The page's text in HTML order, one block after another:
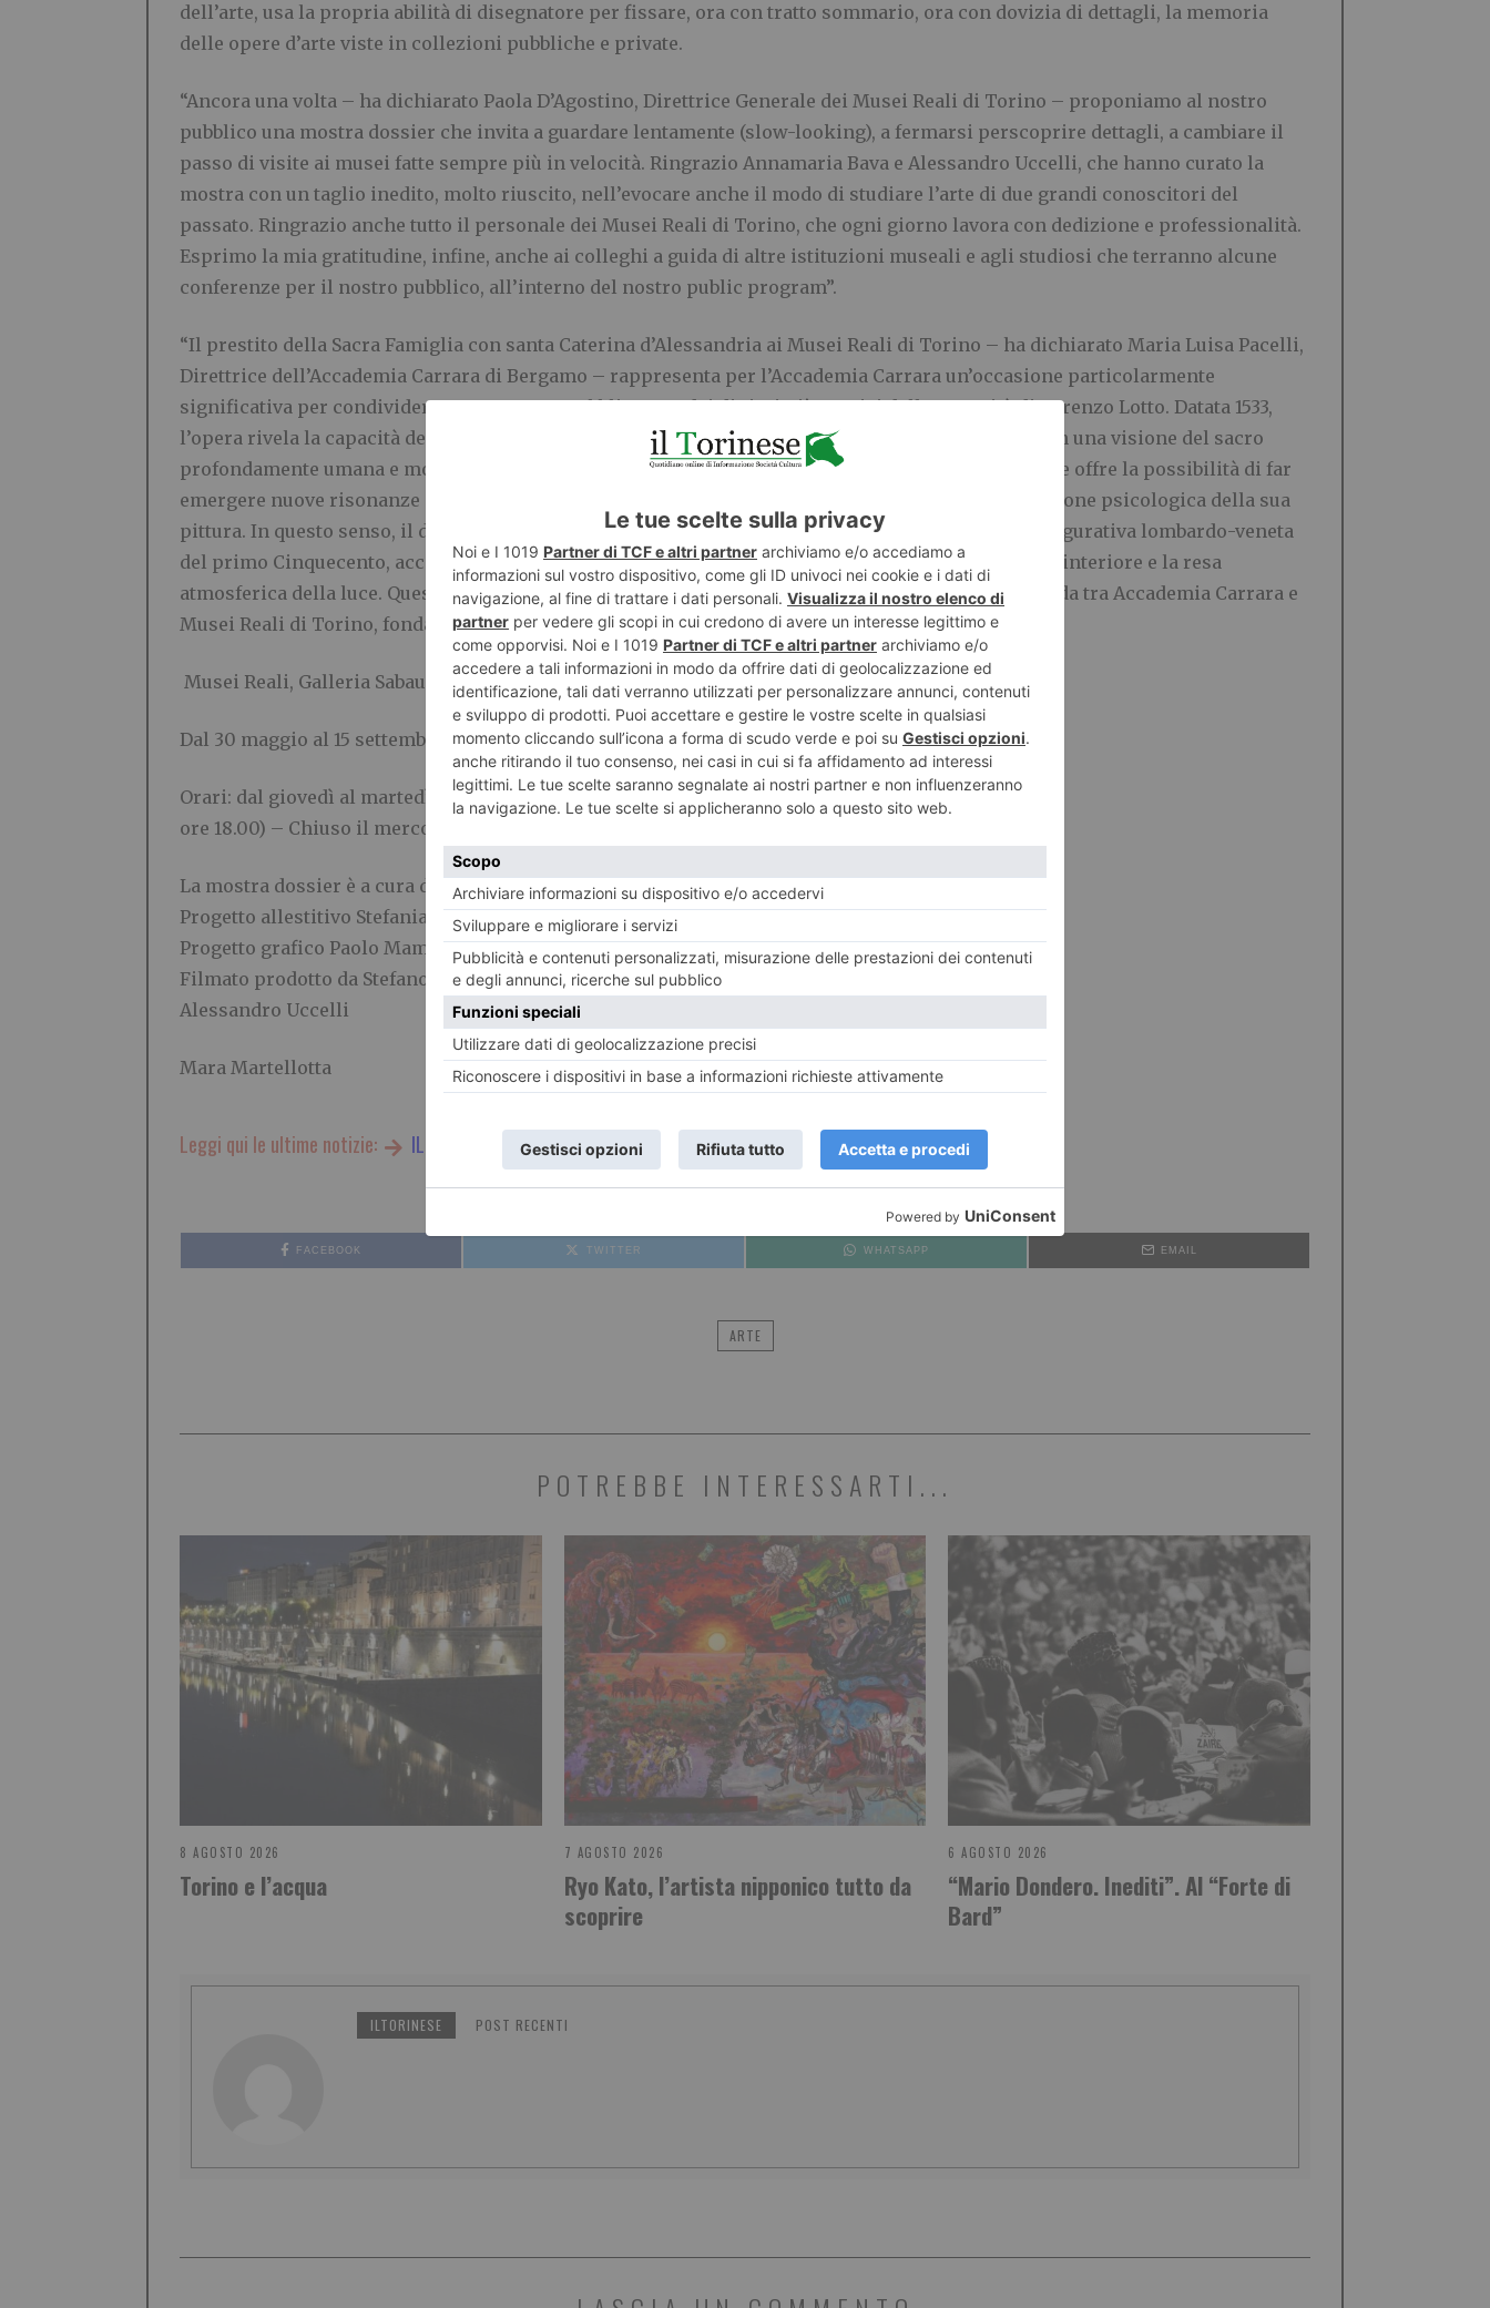
dell’arte, usa la propria abilità di disegnatore per fissare, ora con tratto sommario, ora con dovizia di dettagli, la memoria
delle opere d’arte viste in collezioni pubbliche e private.
“Ancora una volta – ha dichiarato Paola D’Agostino, Direttrice Generale dei Musei Reali di Torino – proponiamo al nostro
pubblico una mostra dossier che invita a guardare lentamente (slow-looking), a fermarsi perscoprire dettagli, a cambiare il
passo di visite ai musei fatte sempre più in velocità. Ringrazio Annamaria Bava e Alessandro Uccelli, che hanno curato la
mostra con un taglio inedito, molto riuscito, nell’evocare anche il modo di studiare l’arte di due grandi conoscitori del
passato. Ringrazio anche tutto il personale dei Musei Reali di Torino, che ogni giorno lavora con dedizione e professionalità.
Esprimo la mia gratitudine, infine, anche ai colleghi a guida di altre istituzioni museali e agli studiosi che terranno alcune
conferenze per il nostro pubblico, all’interno del nostro public program”.
“Il prestito della Sacra Famiglia con santa Caterina d’Alessandria ai Musei Reali di Torino – ha dichiarato Maria Luisa Pacelli,
Direttrice dell’Accademia Carrara di Bergamo – rappresenta per l’Accademia Carrara un’occasione particolarmente
significativa per condividere con un nuovopubblico uno dei dipinti più poetici della maturità di Lorenzo Lotto. Datata 1533,
l’opera rivela la capacità dell’artista di intrecciare intensità emotiva, luce e profondità spirituale in una visione del sacro
profondamente umana e moderna. Allo stesso tempo, il confronto con un diverso contesto museale offre la possibilità di far
emergere nuove risonanze e prospettive di lettura, valorizzando la forza narrativa e la sottile tensione psicologica della sua
pittura. In questo senso, il dialogo con i dipinti di Savoldo mette in luce la ricchezza della culturafigurativa lombardo-veneta
del primo Cinquecento, accomunata da una sensibilità nuova verso il dato naturale, la dimensione interiore e la resa
atmosferica della luce. Questo progetto testimonia infine la collaborazione particolarmente feconda tra Accademia Carrara e
Musei Reali di Torino, fondata sulla condivisione di ricerca, visioni e patrimonio”
Musei Reali, Galleria Sabauda Spazio Scoperte – Piazzetta Reale 1, Torino
Dal 30 maggio al 15 settembre 2026
Orari: dal giovedì al martedì 9.00-19.00 (la biglietteria chiude alle
ore 18.00) – Chiuso il mercoledì
La mostra dossier è a cura di Annamaria Bava e Alessandro Uccelli
Progetto allestitivo Stefania Dassi e Barbara Vinardi
Progetto grafico Paolo Mamino
Filmato prodotto da Stefano P. Testa per Lab80 Film su un testo di
Alessandro Uccelli
Mara Martellotta
Leggi qui le ultime notizie: IL TORINESE
FACEBOOK TWITTER WHATSAPP EMAIL
ARTE
POTREBBE INTERESSARTI...
8 AGOSTO 2026
Torino e l’acqua
7 AGOSTO 2026
Ryo Kato, l’artista nipponico tutto da
scoprire
6 AGOSTO 2026
“Mario Dondero. Inediti”. Al “Forte di
Bard”
ILTORINESE POST RECENTI